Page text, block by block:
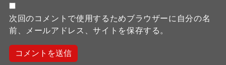
次回のコメントで使用するためブラウザーに自分の名
前、メールアドレス、サイトを保存する。